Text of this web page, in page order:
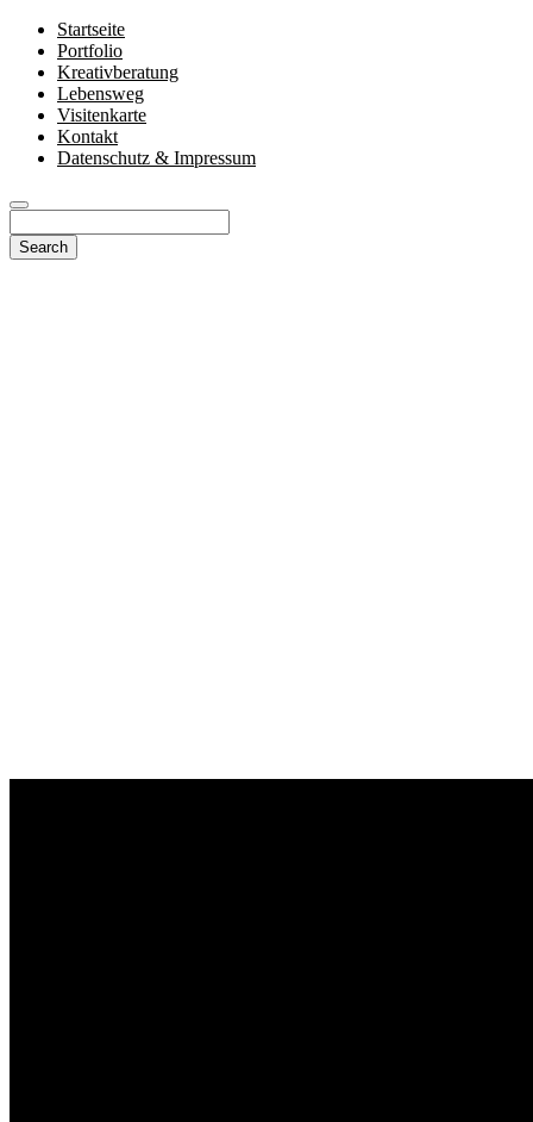
Startseite
Portfolio
Kreativberatung
Lebensweg
Visitenkarte
Kontakt
Datenschutz & Impressum